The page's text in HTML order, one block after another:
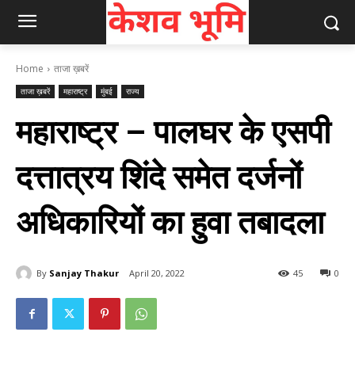
Home ताजा ख़बरें
ताजा ख़बरें महाराष्ट्र मुंबई राज्य
महाराष्ट्र – पालघर के एसपी
दत्तात्रय शिंदे समेत दर्जनों
अधिकारियों का हुवा तबादला
By Sanjay Thakur April 20, 2022 0
45